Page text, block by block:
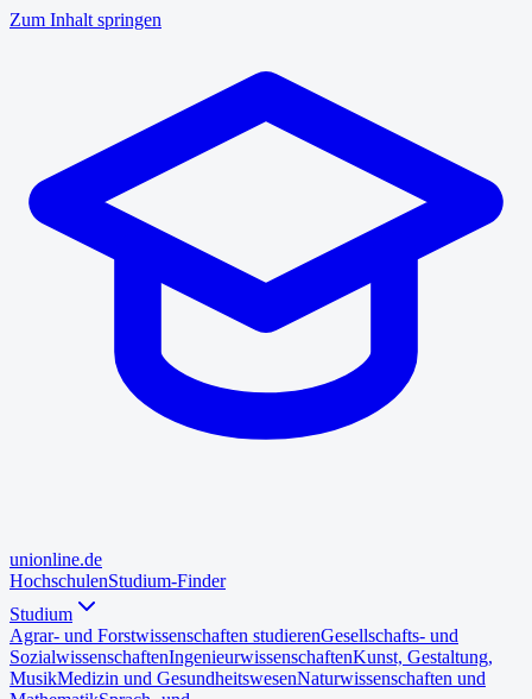
Zum Inhalt springen
unionline.de
HochschulenStudium-Finder
Studium
Agrar- und Forstwissenschaften studierenGesellschafts- und
SozialwissenschaftenIngenieurwissenschaftenKunst, Gestaltung,
MusikMedizin und GesundheitswesenNaturwissenschaften und